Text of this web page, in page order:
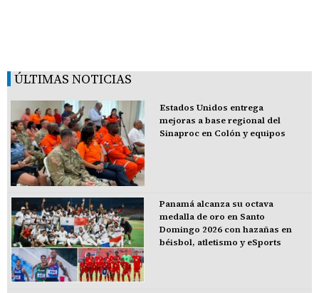
ÚLTIMAS NOTICIAS
Estados Unidos entrega
mejoras a base regional del
Sinaproc en Colón y equipos
Panamá alcanza su octava
medalla de oro en Santo
Domingo 2026 con hazañas en
béisbol, atletismo y eSports